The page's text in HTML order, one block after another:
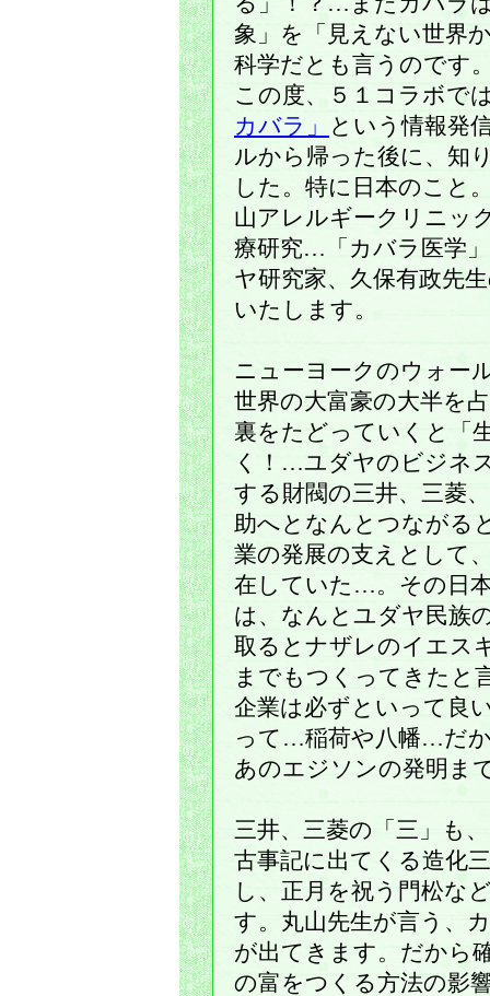
象」を「見えない世界
科学だとも言うのです
この度、５１コラボで
カバラ」
という情報発
ルから帰った後に、知
した。特に日本のこと
山アレルギークリニッ
療研究…「カバラ医学
ヤ研究家、久保有政先
いたします。
ニューヨークのウォー
世界の大富豪の大半を
裏をたどっていくと「
く！…ユダヤのビジネ
する財閥の三井、三菱
助へとなんとつながる
業の発展の支えとして
在していた…。その日
は、なんとユダヤ民族
取るとナザレのイエス
までもつくってきたと
企業は必ずといって良
って…稲荷や八幡…だ
あのエジソンの発明ま
三井、三菱の「三」も
古事記に出てくる造化
し、正月を祝う門松な
す。丸山先生が言う、
が出てきます。だから
の富をつくる方法の影